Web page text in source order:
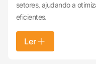
setores, ajudando a
eficientes.
Ler